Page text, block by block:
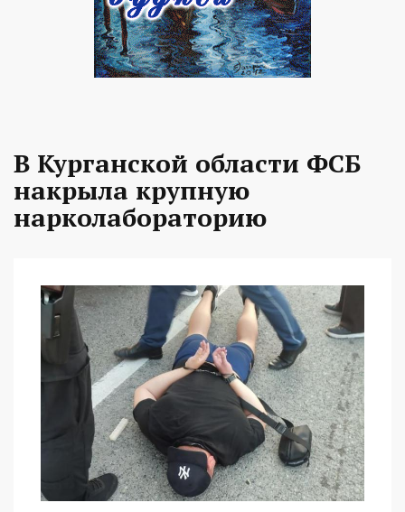
В Курганской области ФСБ
накрыла крупную
нарколабораторию